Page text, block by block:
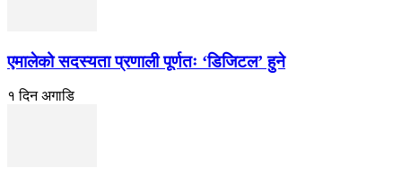
एमालेको सदस्यता प्रणाली पूर्णतः ‘डिजिटल’ हुने
१ दिन अगाडि